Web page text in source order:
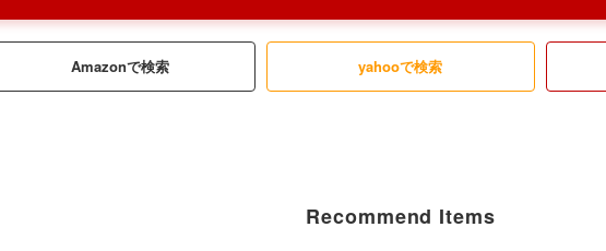
Amazonで検索 yahooで検索
Recommend Items